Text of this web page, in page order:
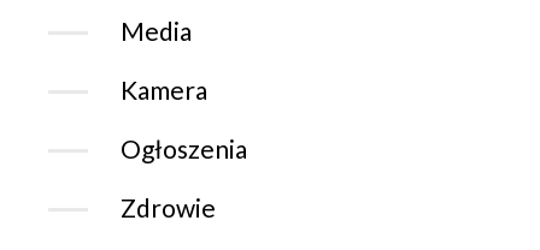
Media
Kamera
Ogłoszenia
Zdrowie